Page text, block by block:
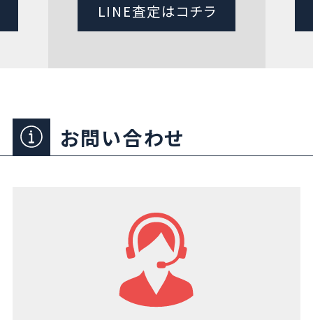
LINE査定はコチラ
お問い合わせ